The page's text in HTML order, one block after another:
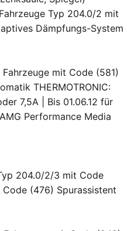
Typ 204.0/2 mit
Dämpfungs-System
mit Code (581)
THERMOTRONIC:
7,5A | Bis 01.06.12 für
Performance Media
204.0/2/3 mit Code
(476) Spurassistent